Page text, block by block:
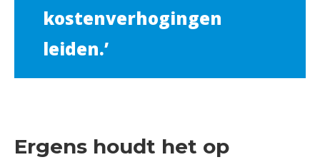
kostenverhogingen
leiden.’
Ergens houdt het op